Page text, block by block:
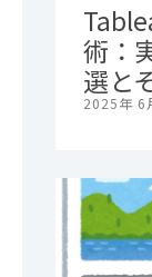
術：
選と
2025年 6